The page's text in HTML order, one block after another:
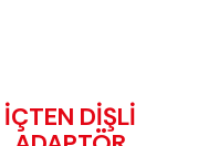
İÇTEN DİŞLİ